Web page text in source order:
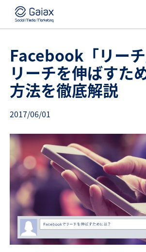
Facebook「リー
リーチを伸ばすた
方法を徹底解説
2017/06/01